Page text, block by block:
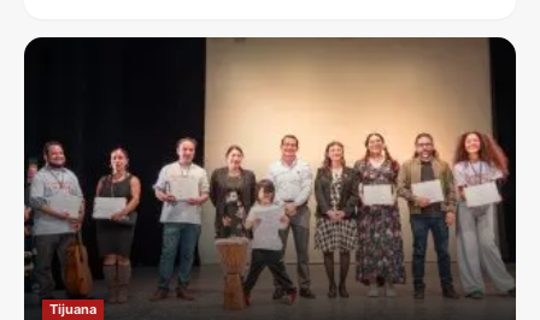
Tijuana